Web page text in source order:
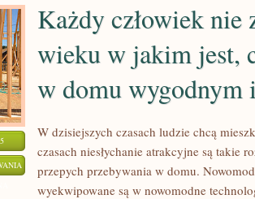
CZŁOWIEK
Każdy człowiek nie
wieku w jakim jest,
w domu wygodnym
W dzisiejszych czasach ludzie chcą
czasach niesłychanie atrakcyjne są takie
przepych przebywania w domu.
wyekwipowane są w nowomodne